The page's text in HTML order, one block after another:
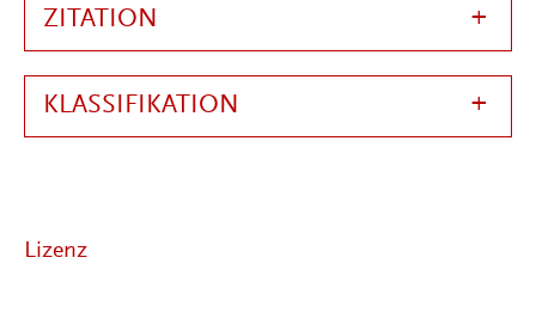
ZITATION
KLASSIFIKATION
Lizenz